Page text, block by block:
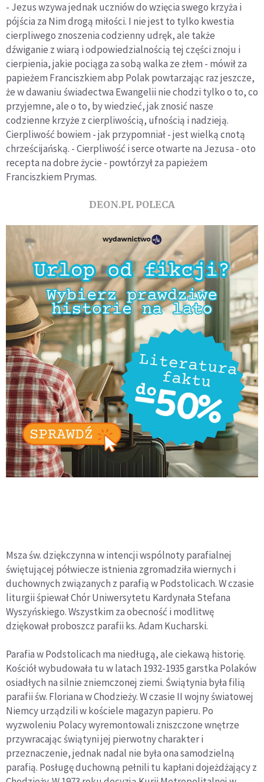
- Jezus wzywa jednak uczniów do wzięcia swego krzyża i
pójścia za Nim drogą miłości. I nie jest to tylko kwestia
cierpliwego znoszenia codzienny udręk, ale także
dźwiganie z wiarą i odpowiedzialnością tej części znoju i
cierpienia, jakie pociąga za sobą walka ze złem - mówił za
papieżem Franciszkiem abp Polak powtarzając raz jeszcze,
że w dawaniu świadectwa Ewangelii nie chodzi tylko o to, co
przyjemne, ale o to, by wiedzieć, jak znosić nasze
codzienne krzyże z cierpliwością, ufnością i nadzieją.
Cierpliwość bowiem - jak przypomniał - jest wielką cnotą
chrześcijańską. - Cierpliwość i serce otwarte na Jezusa - oto
recepta na dobre życie - powtórzył za papieżem
Franciszkiem Prymas.
DEON.PL POLECA
Msza św. dziękczynna w intencji wspólnoty parafialnej
świętującej półwiecze istnienia zgromadziła wiernych i
duchownych związanych z parafią w Podstolicach. W czasie
liturgii śpiewał Chór Uniwersytetu Kardynała Stefana
Wyszyńskiego. Wszystkim za obecność i modlitwę
dziękował proboszcz parafii ks. Adam Kucharski.
Parafia w Podstolicach ma niedługą, ale ciekawą historię.
Kościół wybudowała tu w latach 1932-1935 garstka Polaków
osiadłych na silnie zniemczonej ziemi. Świątynia była filią
parafii św. Floriana w Chodzieży. W czasie II wojny światowej
Niemcy urządzili w kościele magazyn papieru. Po
wyzwoleniu Polacy wyremontowali zniszczone wnętrze
przywracając świątyni jej pierwotny charakter i
przeznaczenie, jednak nadal nie była ona samodzielną
parafią. Posługę duchowną pełnili tu kapłani dojeżdżający z